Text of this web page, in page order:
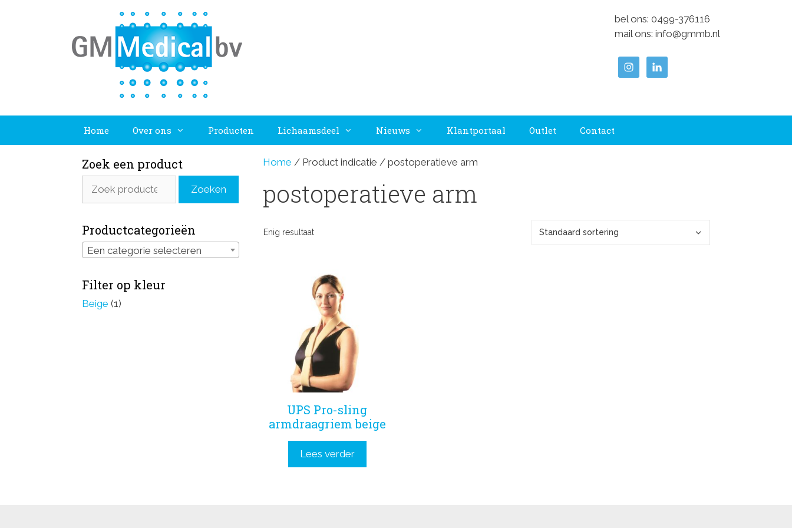
bel ons: 0499-376116
mail ons: info@gmmb.nl
Home Over ons Producten Lichaamsdeel Nieuws Klantportaal Outlet Contact
Home / Product indicatie / postoperatieve arm
postoperatieve arm
Enig resultaat
UPS Pro-sling
armdraagriem beige
Lees verder
Zoek een product
Zoeken
Productcategorieën
Een categorie selecteren
Filter op kleur
Beige (1)